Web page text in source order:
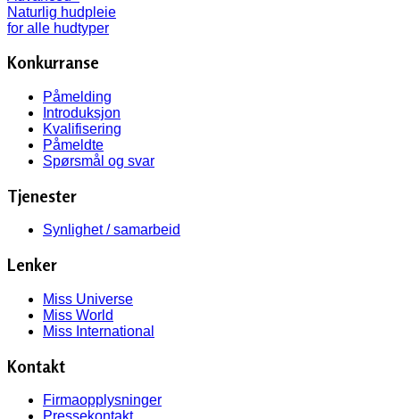
Konkurranse
Påmelding
Introduksjon
Kvalifisering
Påmeldte
Spørsmål og svar
Tjenester
Synlighet / samarbeid
Lenker
Miss Universe
Miss World
Miss International
Kontakt
Firmaopplysninger